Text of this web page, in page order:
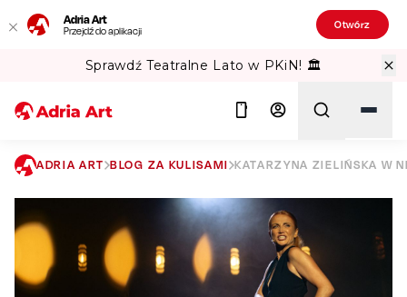
Adria Art
Przejdź do aplikacji Otwórz
Sprawdź Teatralne Lato w PKiN! 🏛️
Szukaj
ADRIA ART BLOG ZA KULISAMI KATARZYNA ZIELIŃSKA W